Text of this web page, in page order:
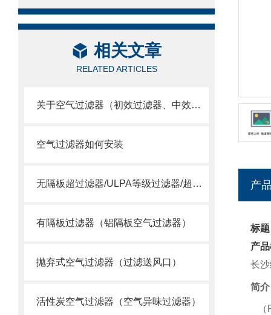
相关文章
RELATED ARTICLES
关于空气过滤器（初效过滤器、中效过滤器、空气过滤器）选用
空气过滤器如何安装
无隔板超过滤器/ULPA等级过滤器/超空气过滤器
有隔板过滤器（铝隔板空气过滤器）
抛弃式空气过滤器（过滤送风口）
活性炭空气过滤器（空气异味过滤器）
产
标
产
长
简介
（